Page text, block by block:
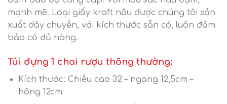
mạnh mẽ. Loại giấy kraft nâu được chúng tôi sản
xuất dây chuyền, với kích thước sẵn có, luôn đảm
bảo có đủ hàng.
Túi đựng 1 chai rượu thông thường:
Kích thước: Chiều cao 32 – ngang 12,5cm –
hông 12cm